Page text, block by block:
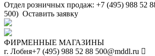
Отдел розничных продаж: +7 (495) 988 52
500) Оставить заявку
ФИРМЕННЫЕ МАГАЗИНЫ
г. Лобня+7 (495) 988 52 88 500@mddl.ru